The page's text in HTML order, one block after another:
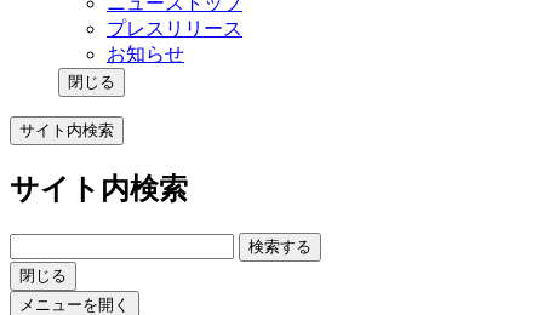
プレスリリース
お知らせ
閉じる
サイト内検索
サイト内検索
検索する
閉じる
メニューを開く